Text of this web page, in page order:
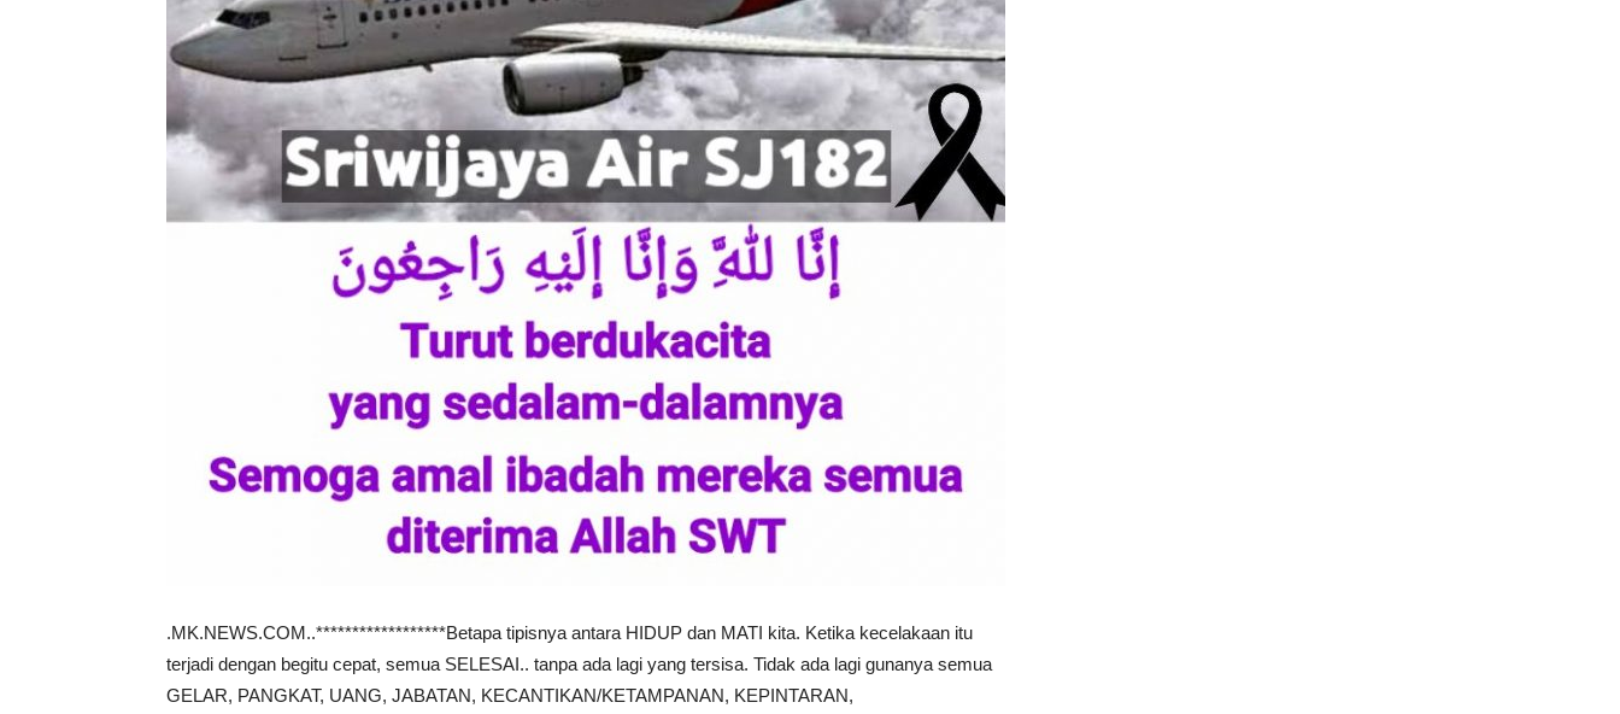
.MK.NEWS.COM..******************Betapa tipisnya antara HIDUP dan MATI kita. Ketika kecelakaan itu
terjadi dengan begitu cepat, semua SELESAI.. tanpa ada lagi yang tersisa. Tidak ada lagi gunanya semua
GELAR, PANGKAT, UANG, JABATAN, KECANTIKAN/KETAMPANAN, KEPINTARAN,